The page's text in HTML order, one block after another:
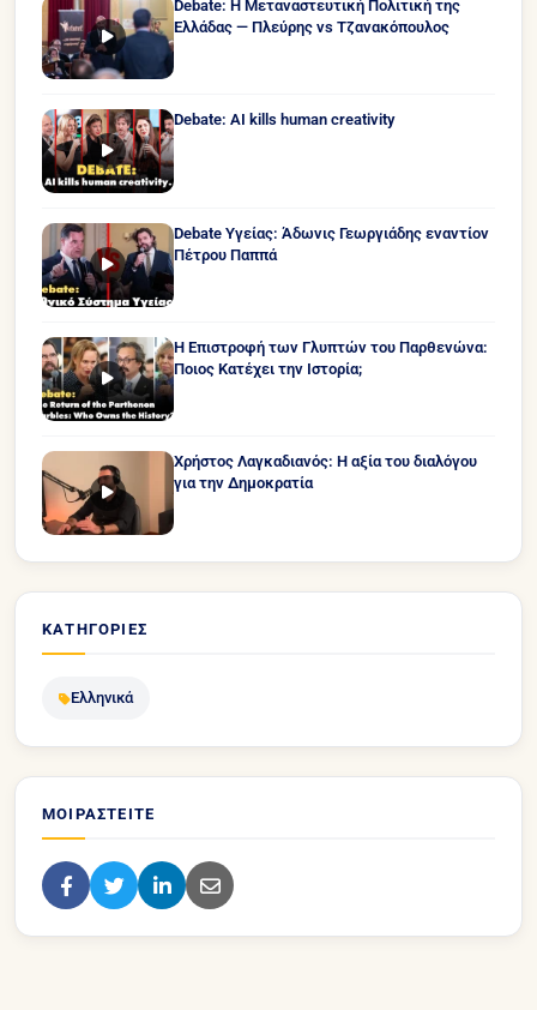
Debate: Η Μεταναστευτική Πολιτική της
Ελλάδας — Πλεύρης vs Τζανακόπουλος
Debate: AI kills human creativity
Debate Υγείας: Άδωνις Γεωργιάδης εναντίον
Πέτρου Παππά
Η Επιστροφή των Γλυπτών του Παρθενώνα:
Ποιος Κατέχει την Ιστορία;
Χρήστος Λαγκαδιανός: Η αξία του διαλόγου
για την Δημοκρατία
ΚΑΤΗΓΟΡΊΕΣ
Ελληνικά
ΜΟΙΡΑΣΤΕΊΤΕ